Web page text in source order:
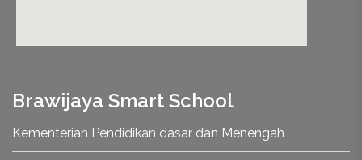
Brawijaya Smart School
Kementerian Pendidikan dasar dan Menengah